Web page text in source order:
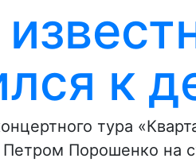
к
тура
Порошенко на